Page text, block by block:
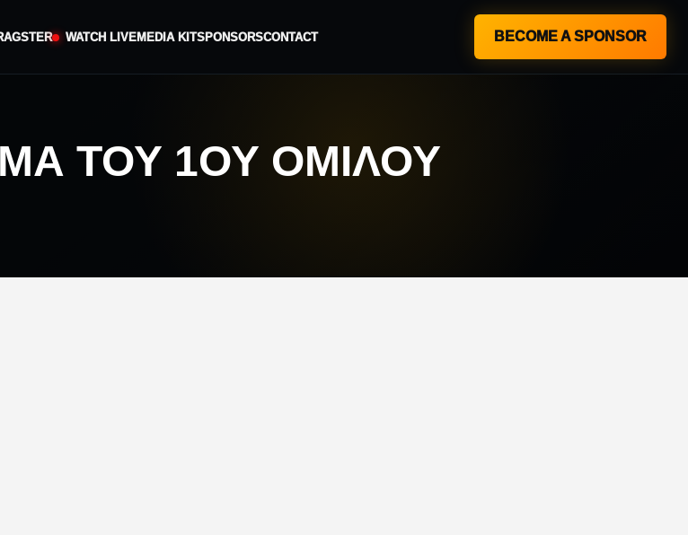
WATCH LIVE MEDIA KITSPONSORSCONTACT BECOME A SPONSOR
ΤΟΥ 1ΟΥ ΟΜΊΛΟΥ